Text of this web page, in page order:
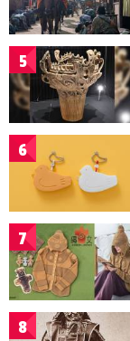
5
6
7
8